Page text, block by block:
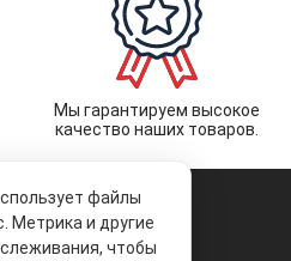
Мы гарантируем высокое
качество наших товаров.
файлы
Метрика и другие
чтобы